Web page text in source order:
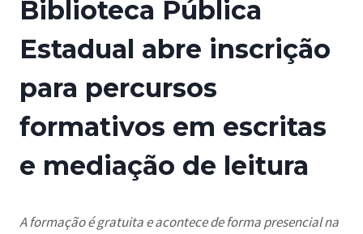
Biblioteca Pública
Estadual abre inscrição
para percursos
formativos em escritas
e mediação de leitura
A formação é gratuita e acontece de forma presencial na